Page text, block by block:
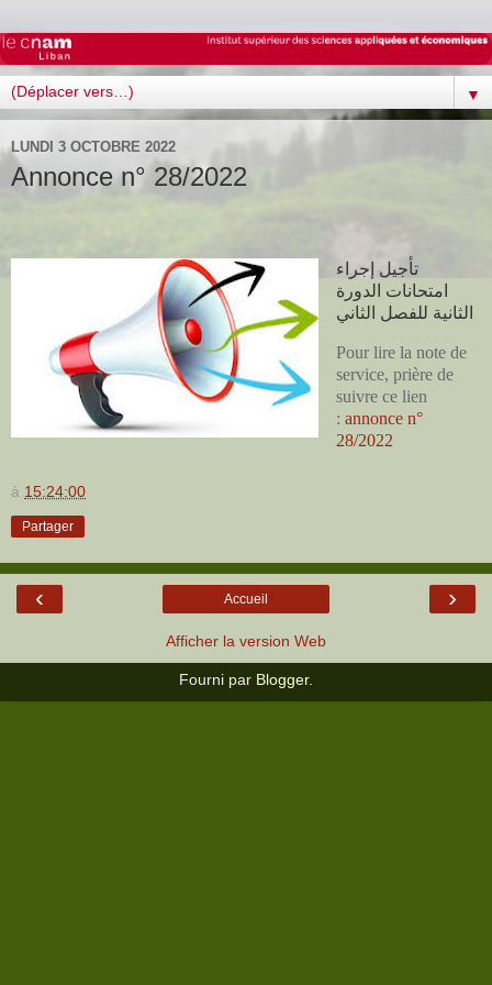
▼
LUNDI 3 OCTOBRE 2022
Annonce n° 28/2022
تأجيل إجراء
امتحانات الدورة
الثانية للفصل الثاني
Pour lire la note de
service, prière de
suivre ce lien
: annonce n°
28/2022
à 15:24:00
Partager
‹ ›
Accueil
Afficher la version Web
Fourni par Blogger.